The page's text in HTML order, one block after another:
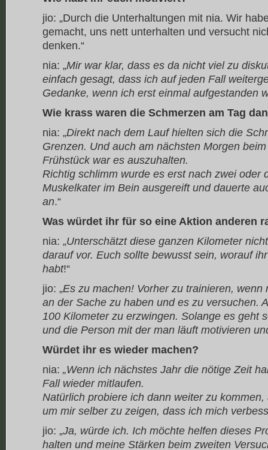
jio: „Durch die Unterhaltungen mit nia. Wir
gemacht, uns nett unterhalten und versucht
denken.“
nia: „Mir war klar, dass es da nicht viel zu
einfach gesagt, dass ich auf jeden Fall
Gedanke, wenn ich erst einmal aufgestanden
Wie krass waren die Schmerzen am Tag
nia: „Direkt nach dem Lauf hielten sich die
Grenzen. Und auch am nächsten Morgen
Frühstück war es auszuhalten.
Richtig schlimm wurde es erst nach zwei oder
Muskelkater im Bein ausgereift und dauerte
an.“
Was würdet ihr für so eine Aktion anderen
nia: „Unterschätzt diese ganzen Kilometer
darauf vor. Euch sollte bewusst sein, worauf
habt!“
jio: „Es zu machen! Vorher zu trainieren,
an der Sache zu haben und es zu versuchen.
100 Kilometer zu erzwingen. Solange es geht
und die Person mit der man läuft motivieren
Würdet ihr es wieder machen?
nia: „Wenn ich nächstes Jahr die nötige Zeit
Fall wieder mitlaufen.
Natürlich probiere ich dann weiter zu
um mir selber zu zeigen, dass ich mich
jio: „Ja, würde ich. Ich möchte helfen dieses
halten und meine Stärken beim zweiten